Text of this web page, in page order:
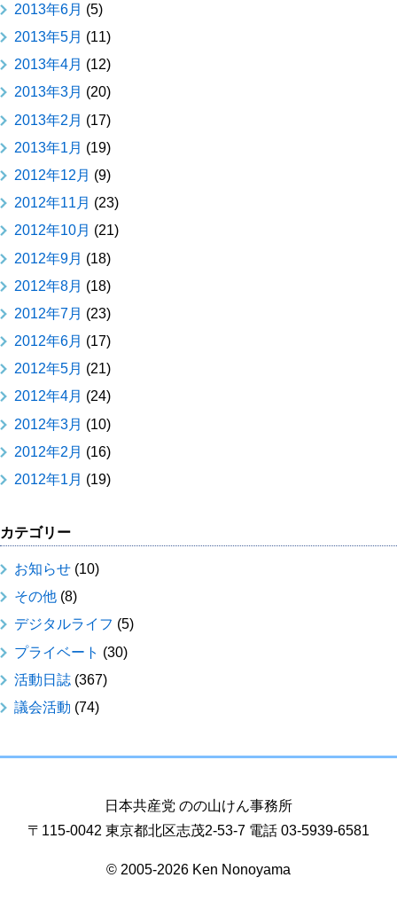
2013年6月 (5)
2013年5月 (11)
2013年4月 (12)
2013年3月 (20)
2013年2月 (17)
2013年1月 (19)
2012年12月 (9)
2012年11月 (23)
2012年10月 (21)
2012年9月 (18)
2012年8月 (18)
2012年7月 (23)
2012年6月 (17)
2012年5月 (21)
2012年4月 (24)
2012年3月 (10)
2012年2月 (16)
2012年1月 (19)
カテゴリー
お知らせ (10)
その他 (8)
デジタルライフ (5)
プライベート (30)
活動日誌 (367)
議会活動 (74)
日本共産党 のの山けん事務所
〒115-0042 東京都北区志茂2-53-7 電話 03-5939-6581
© 2005-2026 Ken Nonoyama